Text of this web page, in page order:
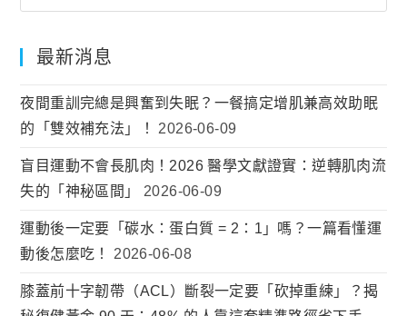
最新消息
夜間重訓完總是興奮到失眠？一餐搞定增肌兼高效助眠
的「雙效補充法」！
2026-06-09
盲目運動不會長肌肉！2026 醫學文獻證實：逆轉肌肉流
失的「神秘區間」
2026-06-09
運動後一定要「碳水：蛋白質 = 2：1」嗎？一篇看懂運
動後怎麼吃！
2026-06-08
膝蓋前十字韌帶（ACL）斷裂一定要「砍掉重練」？揭